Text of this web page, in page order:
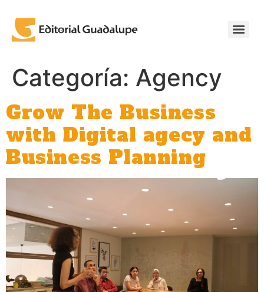
Categoría: Agency
Grow The Business
with Digital agecy and
Business Planning